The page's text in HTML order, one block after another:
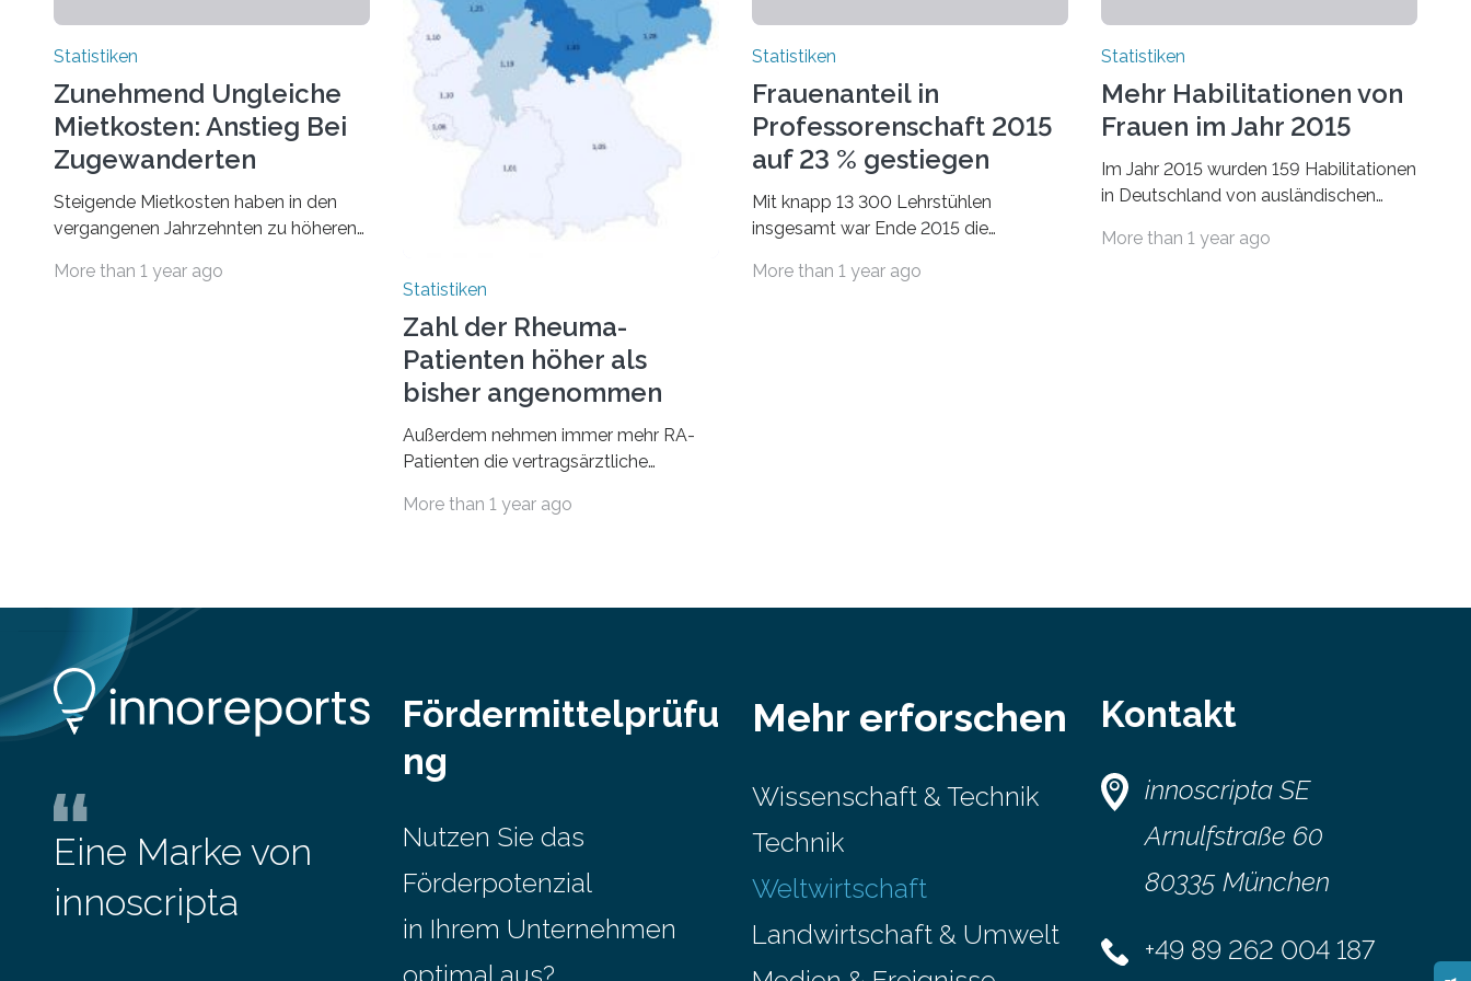
Statistiken
Zunehmend Ungleiche
Mietkosten: Anstieg Bei
Zugewanderten
Steigende Mietkosten haben in den
vergangenen Jahrzehnten zu höheren
geführt. In einer aktuellen Studie hat
moderaten Anstieg des Mietanteils am
Gesamteinkommen hinnehmen
mussten, nahm die Belastung bei
Menschen mit…
More than 1 year ago
Statistiken
Zahl der Rheuma-
Patienten höher als
bisher angenommen
Außerdem nehmen immer mehr RA-
Patienten die vertragsärztliche
Jahr 2009 nur etwa 526.000 (526.211)
More than 1 year ago
Statistiken
Frauenanteil in
Professorenschaft 2015
auf 23 % gestiegen
Mit knapp 13 300 Lehrstühlen
insgesamt war Ende 2015 die
und Sozialwissenschaften bei
More than 1 year ago
Statistiken
Mehr Habilitationen von
Frauen im Jahr 2015
Im Jahr 2015 wurden 159 Habilitationen
in Deutschland von ausländischen
Wissenschaftlern erfolgreich beendet.
More than 1 year ago
Eine Marke von
innoscripta
Fördermittelprüfu
ng
Nutzen Sie das
Förderpotenzial
in Ihrem Unternehmen
Mehr erforschen
Wissenschaft & Technik
Technik
Weltwirtschaft
Landwirtschaft & Umwelt
Kontakt
innoscripta SE
Arnulfstraße 60
80335 München
+49 89 262 004 187